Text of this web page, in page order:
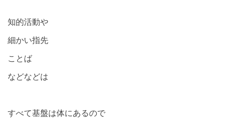
知的活動や
細かい指先
ことば
などなどは
すべて基盤は体にあるので